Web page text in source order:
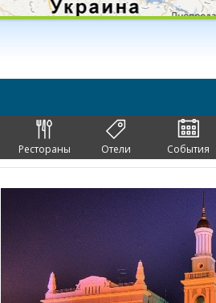
Рестораны Отели События